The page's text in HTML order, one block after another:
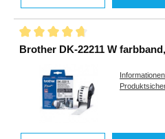
Brother DK-22211 W